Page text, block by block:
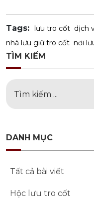
Tags: lưu tro cốt dịch
nhà lưu giữ tro cốt nơi
TÌM KIẾM
DANH MỤC
Tất cả bài viết
Hộc lưu tro cốt